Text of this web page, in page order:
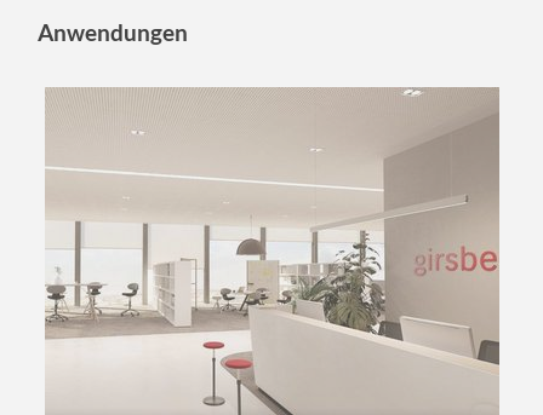
Anwendungen